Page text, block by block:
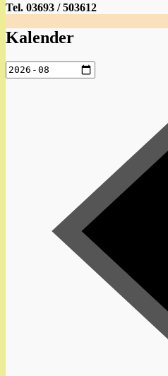
Tel. 03693 / 503612
Kalender